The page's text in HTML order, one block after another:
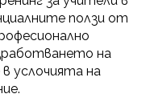
ползи от
на
в услочията на